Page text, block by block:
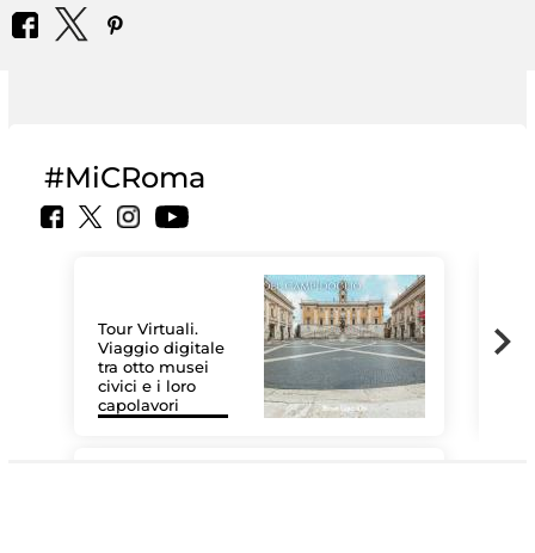
#MiCRoma
Tour Virtuali.
Viaggio digitale
tra otto musei
civici e i loro
capolavori